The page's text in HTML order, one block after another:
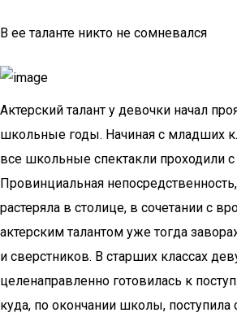
В ее таланте никто не сомневался
Актерский талант у девочки начал
школьные годы. Начиная с младших
все школьные спектакли проходили с
Провинциальная
растеряла в столице, в сочетании с
актерским талантом уже тогда
и сверстников. В старших классах
целенаправленно готовилась к
куда, по окончании школы,